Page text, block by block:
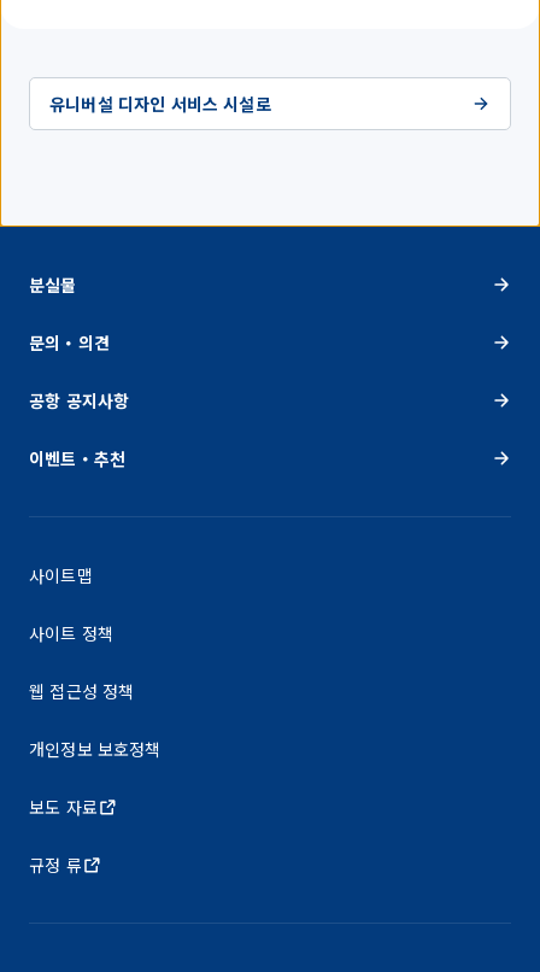
유니버설 디자인 서비스 시설로
분실물
문의・의견
공항 공지사항
이벤트・추천
사이트맵
사이트 정책
웹 접근성 정책
개인정보 보호정책
보도 자료
규정 류